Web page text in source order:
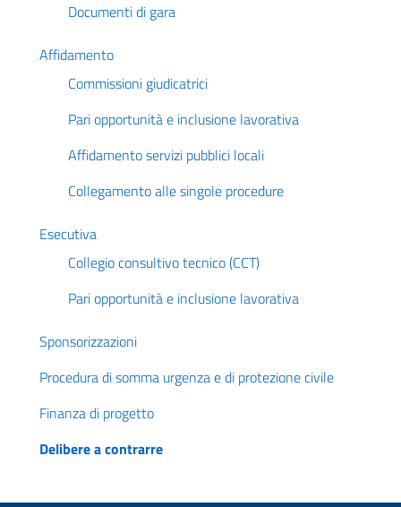
Documenti di gara
Affidamento
Commissioni giudicatrici
Pari opportunità e inclusione lavorativa
Affidamento servizi pubblici locali
Collegamento alle singole procedure
Esecutiva
Collegio consultivo tecnico (CCT)
Pari opportunità e inclusione lavorativa
Sponsorizzazioni
Procedura di somma urgenza e di protezione civile
Finanza di progetto
Delibere a contrarre